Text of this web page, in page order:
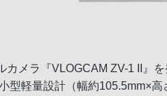
カメラ『VLOGCAM ZV-1 II』
軽量設計（幅約105.5mm×高